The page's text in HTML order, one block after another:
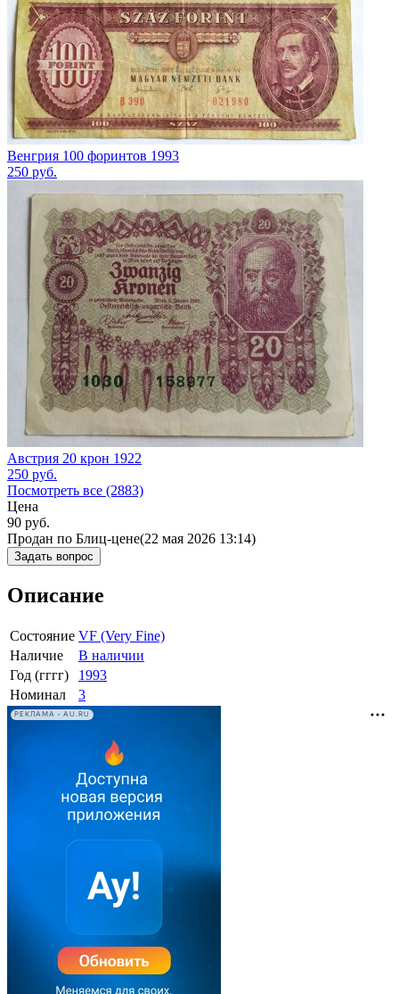
Венгрия 100 форинтов 1993
250 руб.
Австрия 20 крон 1922
250 руб.
Посмотреть все (2883)
Цена
90 руб.
Продан по Блиц-цене(22 мая 2026 13:14)
Задать вопрос
Описание
Состояние VF (Very Fine)
Наличие
В наличии
Год (гггг)
1993
Номинал
3
РЕКЛАМА • AU.RU